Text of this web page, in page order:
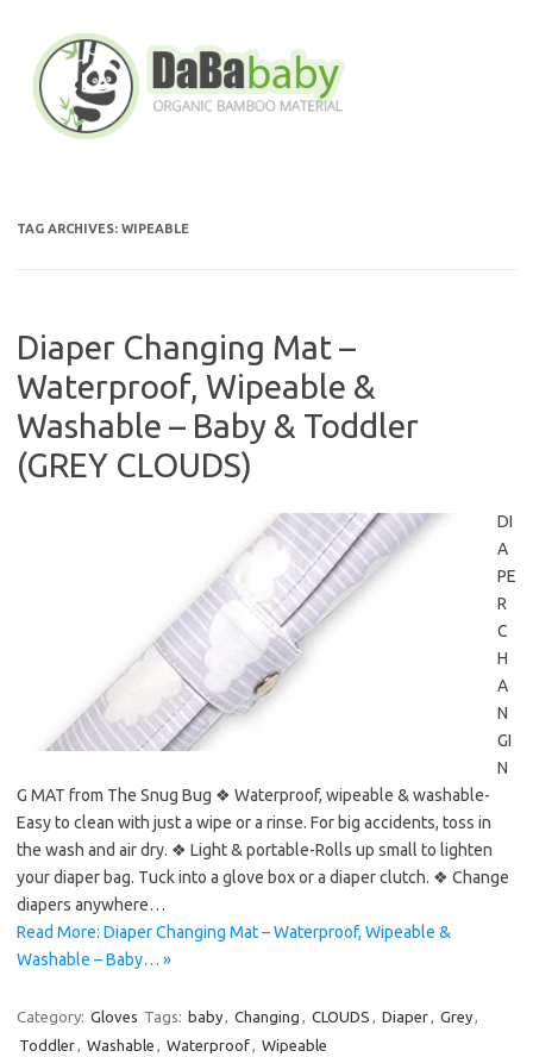
content
TAG ARCHIVES: WIPEABLE
Diaper Changing Mat –
Waterproof, Wipeable &
Washable – Baby & Toddler
(GREY CLOUDS)
DI
A
PE
R
C
H
A
N
GI
N
G MAT from The Snug Bug ❖ Waterproof, wipeable & washable-
Easy to clean with just a wipe or a rinse. For big accidents, toss in
the wash and air dry. ❖ Light & portable-Rolls up small to lighten
your diaper bag. Tuck into a glove box or a diaper clutch. ❖ Change
diapers anywhere…
Read More: Diaper Changing Mat – Waterproof, Wipeable &
Washable – Baby… »
Category: Gloves Tags: baby, Changing , CLOUDS , Diaper, Grey,
Toddler, Washable , Waterproof, Wipeable